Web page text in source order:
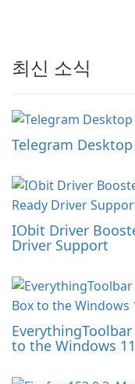
최신 소식
Telegram
IObit Driver
Driver Support
to the Windows